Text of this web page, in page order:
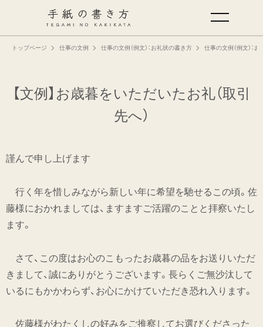
トップページ 仕事の文例 仕事の文例（例文）：お礼状の書き方 仕事の文例（例文）：
【文例】お歳暮をいただいたお礼（取引
先へ）
謹んで申し上げます
行く年を惜しみながら新しい年に希望を馳せるこの頃。佐
藤様におかれましては、ますますご活躍のことと拝察いたし
ます。
さて、この度はお心のこもったお歳暮の品をお送りいただ
きまして、誠にありがとうございます。長らくご無沙汰して
いるにもかかわらず、お心にかけていただき恐れ入ります。
佐藤様がわたくしの好みをご推察してお選びくださった
手紙の基本
仕事の手紙の書き方
仕事の文例
特集
ミドリオフィシャルサイト